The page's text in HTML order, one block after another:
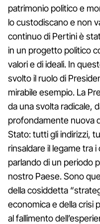
patrimonio politico e
lo custodiscano e non
continuo di Pertini è
in un progetto politico
valori e di ideali. In
svolto il ruolo di
mirabile esempio. La
da una svolta radicale,
profondamente nuova
Stato: tutti gli indirizzi,
rinsaldare il legame tra
parlando di un periodo
nostro Paese. Sono
della cosiddetta
economica e della crisi
al fallimento